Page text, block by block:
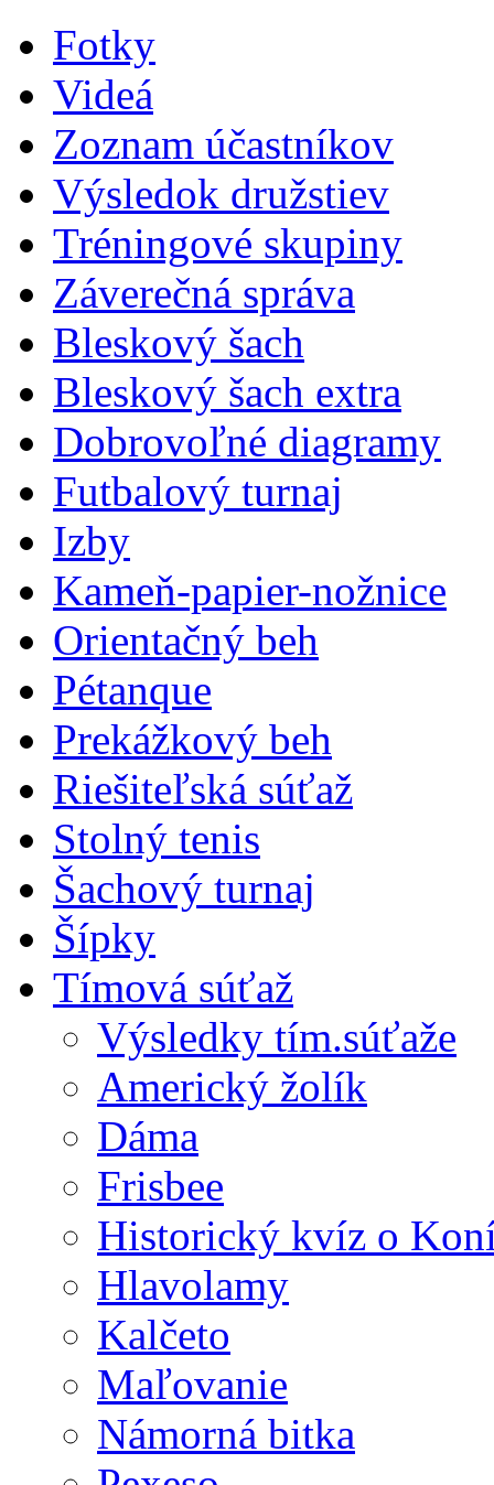
Fotky
Videá
Zoznam účastníkov
Výsledok družstiev
Tréningové skupiny
Záverečná správa
Bleskový šach
Bleskový šach extra
Dobrovoľné diagramy
Futbalový turnaj
Izby
Kameň-papier-nožnice
Orientačný beh
Pétanque
Prekážkový beh
Riešiteľská súťaž
Stolný tenis
Šachový turnaj
Šípky
Tímová súťaž
Výsledky tím.súťaže
Americký žolík
Dáma
Frisbee
Historický kvíz o
Hlavolamy
Kalčeto
Maľovanie
Námorná bitka